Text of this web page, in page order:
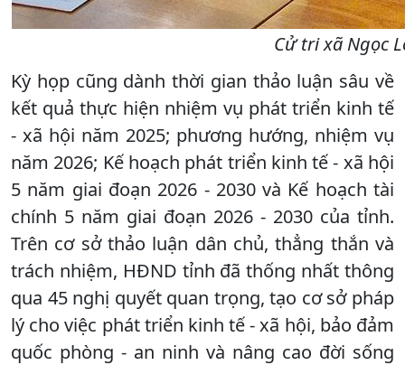
Cử tri xã Ngọc
Kỳ họp cũng dành thời gian thảo luận sâu về
kết quả thực hiện nhiệm vụ phát triển kinh tế
- xã hội năm 2025; phương hướng, nhiệm vụ
năm 2026; Kế hoạch phát triển kinh tế - xã hội
5 năm giai đoạn 2026 - 2030 và Kế hoạch tài
chính 5 năm giai đoạn 2026 - 2030 của tỉnh.
Trên cơ sở thảo luận dân chủ, thẳng thắn và
trách nhiệm, HĐND tỉnh đã thống nhất thông
qua 45 nghị quyết quan trọng, tạo cơ sở pháp
lý cho việc phát triển kinh tế - xã hội, bảo đảm
quốc phòng - an ninh và nâng cao đời sống